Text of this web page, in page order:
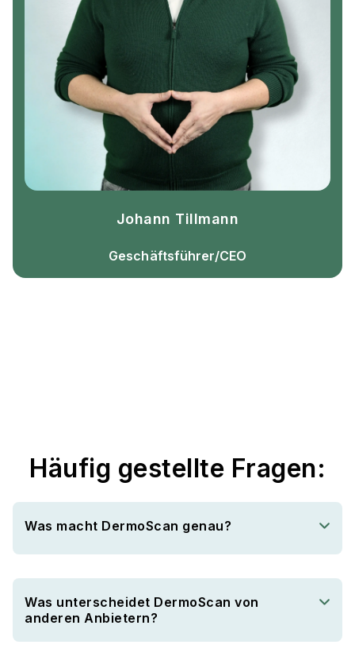
Johann Tillmann
Geschäftsführer/CEO
Häufig gestellte Fragen:
Was macht DermoScan genau?
Was unterscheidet DermoScan von
anderen Anbietern?